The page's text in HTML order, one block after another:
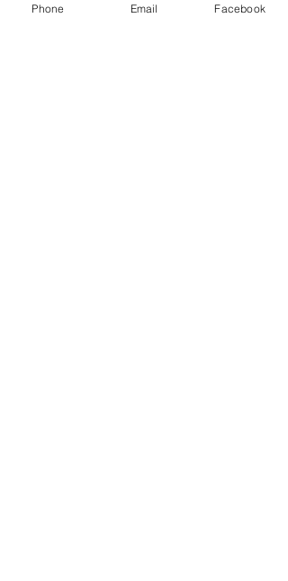
Phone Email Facebook